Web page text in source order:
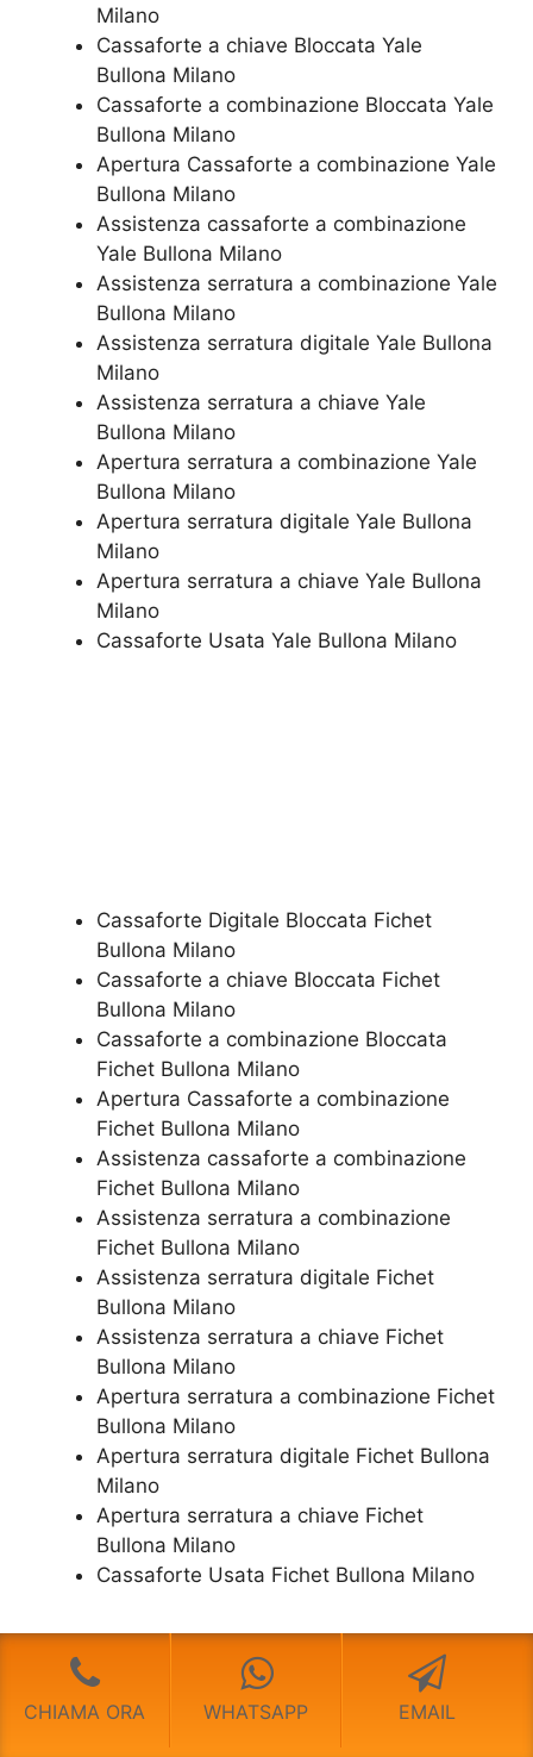
Milano
Cassaforte a chiave Bloccata Yale
Bullona Milano
Cassaforte a combinazione Bloccata Yale
Bullona Milano
​Apertura Cassaforte a combinazione Yale
Bullona Milano
Assistenza cassaforte a combinazione
Yale Bullona Milano
​Assistenza serratura​ ​a combinazione Yale
Bullona Milano
Assistenza serratura ​digitale Yale Bullona
Milano
Assistenza serratura ​a chiave Yale
Bullona Milano
​Apertura serratura​ ​a combinazione Yale
Bullona Milano
Apertura serratura​ ​digitale Yale Bullona
Milano
​Apertura serratura​ ​a chiave Yale Bullona
Milano
​Cassaforte Usata Yale Bullona Milano
Cassaforte Digitale Bloccata Fichet
Bullona Milano
Cassaforte a chiave Bloccata Fichet
Bullona Milano
Cassaforte a combinazione Bloccata
Fichet Bullona Milano
​Apertura Cassaforte a combinazione
Fichet Bullona Milano
Assistenza cassaforte a combinazione
Fichet Bullona Milano
​Assistenza serratura​ ​a combinazione
Fichet Bullona Milano
Assistenza serratura ​digitale Fichet
Bullona Milano
Assistenza serratura ​a chiave Fichet
Bullona Milano
​Apertura serratura​ ​a combinazione Fichet
Bullona Milano
Apertura serratura​ ​digitale Fichet Bullona
Milano
​Apertura serratura​ ​a chiave Fichet
Bullona Milano
​Cassaforte Usata Fichet Bullona Milano
CHIAMA ORA WHATSAPP EMAIL